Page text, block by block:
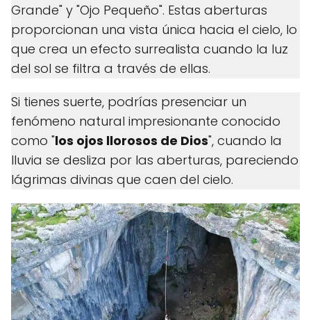
Grande" y "Ojo Pequeño". Estas aberturas
proporcionan una vista única hacia el cielo, lo
que crea un efecto surrealista cuando la luz
del sol se filtra a través de ellas.
Si tienes suerte, podrías presenciar un
fenómeno natural impresionante conocido
como "los ojos llorosos de Dios", cuando la
lluvia se desliza por las aberturas, pareciendo
lágrimas divinas que caen del cielo.